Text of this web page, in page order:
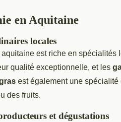
en Aquitaine
locales
aquitaine est riche en spécialités
qualité exceptionnelle, et les
est également une
des fruits.
et dégustations